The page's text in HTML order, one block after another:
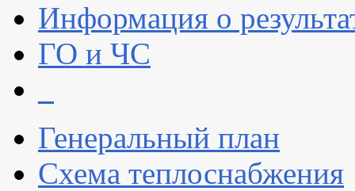
Информация о
ГО и ЧС
Генеральный план
Схема теплоснабжения